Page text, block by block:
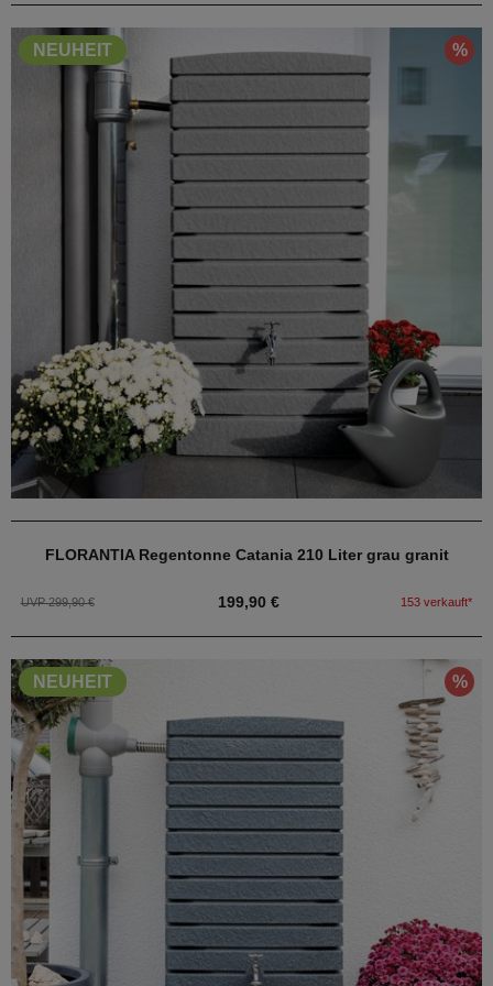
NEUHEIT %
FLORANTIA Regentonne Catania 210 Liter grau granit
UVP 299,90 € 199,90 € 153 verkauft*
NEUHEIT %